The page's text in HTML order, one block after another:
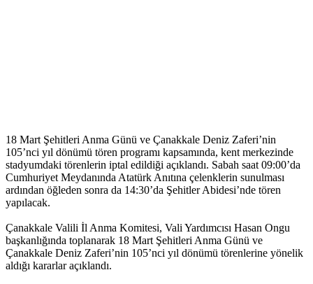
18 Mart Şehitleri Anma Günü ve Çanakkale Deniz Zaferi’nin
105’nci yıl dönümü tören programı kapsamında, kent merkezinde
stadyumdaki törenlerin iptal edildiği açıklandı. Sabah saat 09:00’da
Cumhuriyet Meydanında Atatürk Anıtına çelenklerin sunulması
ardından öğleden sonra da 14:30’da Şehitler Abidesi’nde tören
yapılacak.
Çanakkale Valili İl Anma Komitesi, Vali Yardımcısı Hasan Ongu
başkanlığında toplanarak 18 Mart Şehitleri Anma Günü ve
Çanakkale Deniz Zaferi’nin 105’nci yıl dönümü törenlerine yönelik
aldığı kararlar açıklandı.